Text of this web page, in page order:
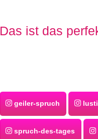
Das ist das
geiler-spruch
spruch-des-tages